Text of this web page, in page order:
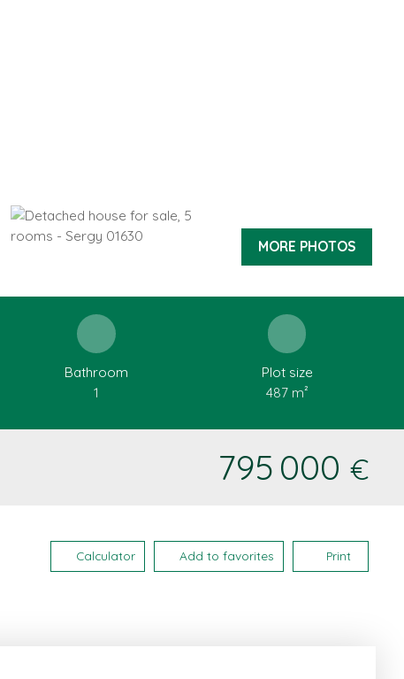
MORE PHOTOS
Bathroom
1
Plot size
487 m²
795 000 €
Calculator Add to favorites Print